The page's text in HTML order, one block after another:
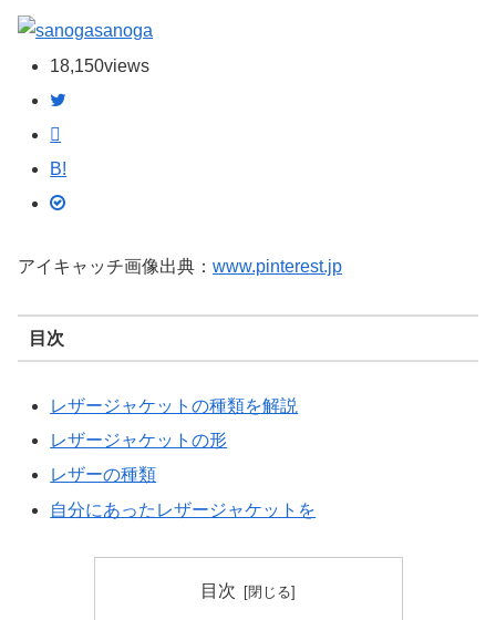
sanoga
18,150views
B!
アイキャッチ画像出典： www.pinterest.jp
目次
レザージャケットの種類を解説
レザージャケットの形
レザーの種類
自分にあったレザージャケットを
目次